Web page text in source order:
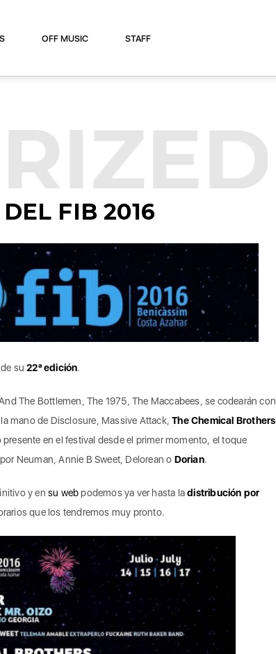
OFF MUSIC STAFF
FIB 2016
de su22ª edición.
And The Bottlemen, The 1975, The Maccabees, se codearán con
mano de Disclosure, Massive Attack,The Chemical Brothers
en el festival desde el primer momento, el toque
Neuman, Annie B Sweet, Delorean o Dorian.
y en su webpodemos ya ver hasta ladistribución por
que los tendremos muy pronto.